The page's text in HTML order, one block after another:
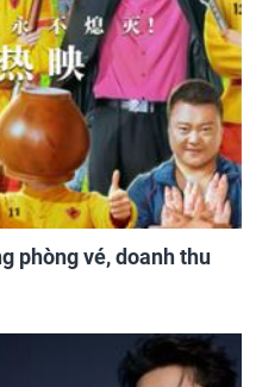
phòng vé, doanh thu